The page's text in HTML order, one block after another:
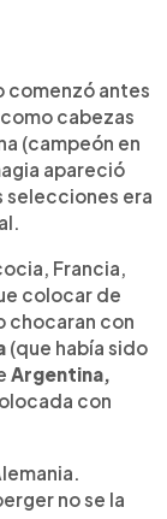
comenzó antes
cabezas
(campeón en
apareció
selecciones era
Francia,
colocar de
chocaran con
(que había sido
Argentina,
con
no se la